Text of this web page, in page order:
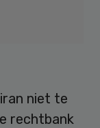
niet te
rechtbank